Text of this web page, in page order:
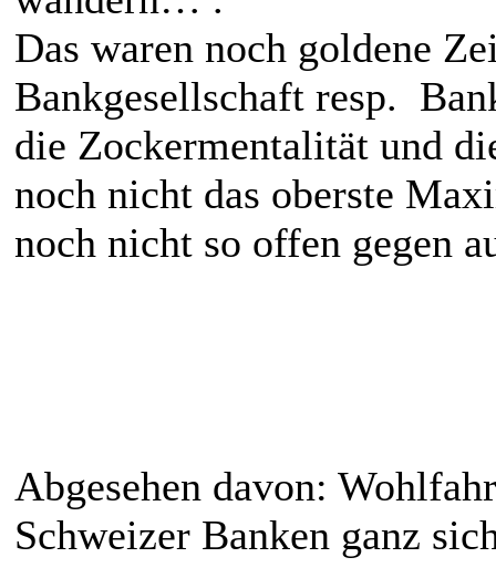
Das waren noch goldene
Bankgesellschaft resp.
die Zockermentalität und
noch nicht das oberste
noch nicht so offen gegen
Abgesehen davon:
Schweizer Banken ganz